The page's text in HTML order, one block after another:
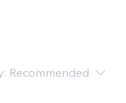
Recommended